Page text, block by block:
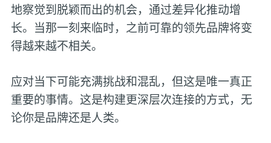
地察觉到脱颖而出的机会，通过差异化推动增
长。当那一刻来临时，之前可靠的领先品牌将变
得越来越不相关。
应对当下可能充满挑战和混乱，但这是唯一真正
重要的事情。这是构建更深层次连接的方式，无
论你是品牌还是人类。